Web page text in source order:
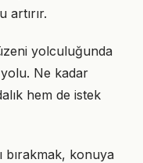
artırır.
yolculuğunda
Ne kadar
hem de istek
bırakmak, konuya